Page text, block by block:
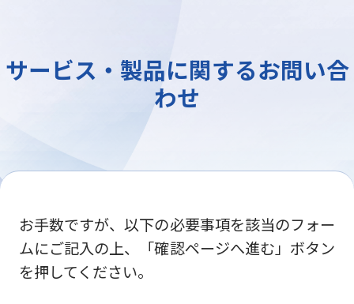
サービス・製品に関するお問い合
わせ
お手数ですが、以下の必要事項を該当のフォー
ムにご記入の上、「確認ページへ進む」ボタン
を押してください。